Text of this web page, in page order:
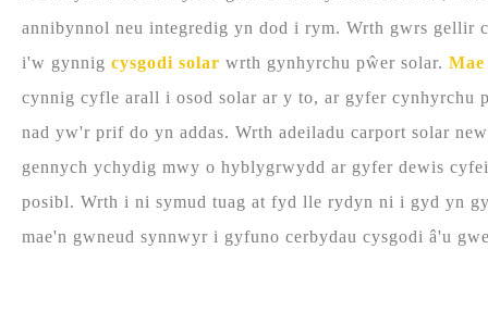
annibynnol neu integredig yn dod i rym. Wrth gwrs gellir
i'w gynnig cysgodi solar wrth gynhyrchu pŵer solar.
cynnig cyfle arall i osod solar ar y to, ar gyfer cynhyrchu
nad yw'r prif do yn addas. Wrth adeiladu carport solar
gennych ychydig mwy o hyblygrwydd ar gyfer dewis
posibl. Wrth i ni symud tuag at fyd lle rydyn ni i gyd yn
mae'n gwneud synnwyr i gyfuno cerbydau cysgodi â'u